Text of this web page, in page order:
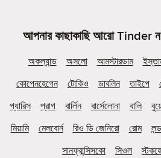
আপনার কাছাকাছি আরো Tinder
অকল্যান্ড অসলো আমস্টারডাম
কোপেনহেগেন
টোকিও ডাবলিন তাইপে
প্যারিস
প্রাগ বার্লিন বার্সেলোনা বালি
মিয়ামি
মেলবোর্ন রিও ডি জেনিরো রোম
সানফ্রান্সিসকো
সিওল